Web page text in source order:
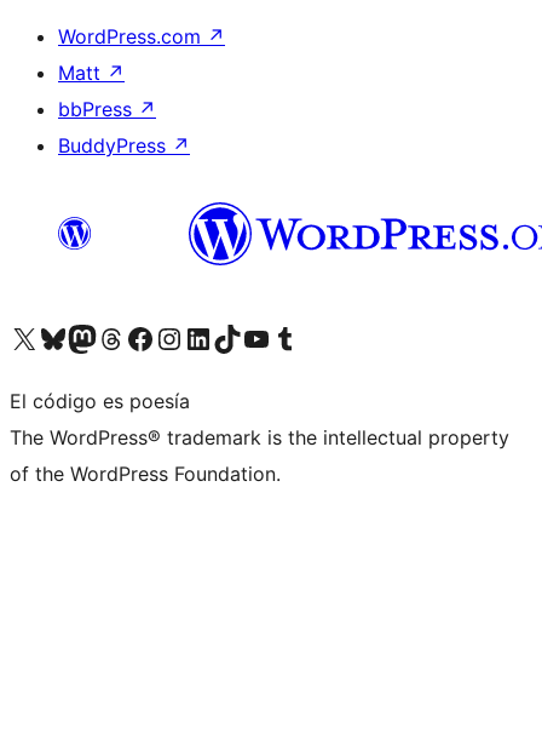
WordPress.com ↗
Matt ↗
bbPress ↗
BuddyPress ↗
Visita nuestra cuenta de X (anteriormente Twitter)
Visita nuestra cuenta de Bluesky
Visita nuestra cuenta de Mastodon
Visita nuestra cuenta de Threads
Visita nuestra página de Facebook
Visita nuestra cuenta de Instagram
Visita nuestra cuenta de LinkedIn
Visita nuestra cuenta de TikTok
Visita nuestro canal de YouTube
Visita nuestra cuenta de Tumblr
El código es poesía
The WordPress® trademark is the intellectual property
of the WordPress Foundation.